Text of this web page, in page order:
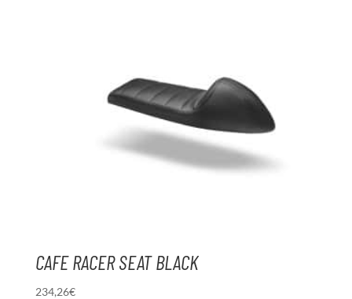
CAFE RACER SEAT BLACK
234,26€